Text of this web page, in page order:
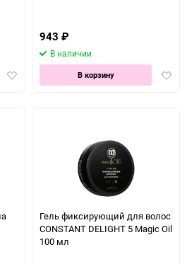
Добавить
943 ₽
В наличии
В корзину
Гель фиксирующий для волос
CONSTANT DELIGHT 5 Magic Oil
100 мл